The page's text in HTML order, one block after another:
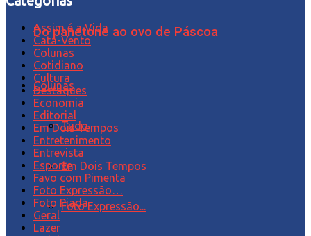
Do panetone ao ovo de Páscoa
Colunas
Tudo
Em Dois Tempos
Foto Expressão...
Assim é a Vida
Cata-Vento
Colunas
Cotidiano
Cultura
Destaques
Economia
Editorial
Em Dois Tempos
Entretenimento
Entrevista
Esporte
Favo com Pimenta
Foto Expressão…
Foto Piada
Geral
Lazer